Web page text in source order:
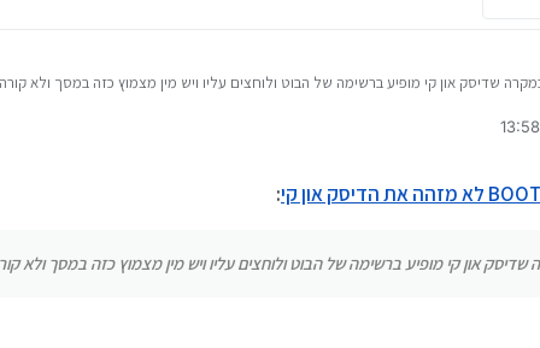
שדיסק און קי מופיע ברשימה של הבוט ולוחצים עליו ויש מין מצמוץ כזה במסך ולא
:
און קי מופיע ברשימה של הבוט ולוחצים עליו ויש מין מצמוץ כזה במסך ולא